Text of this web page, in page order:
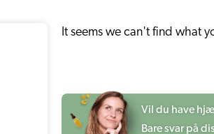
It seems we can't find what
Vil du have
Bare svar på